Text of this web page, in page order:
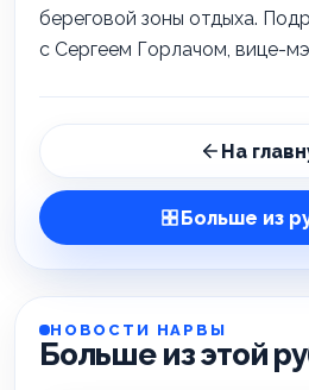
береговой зоны отдыха.
c Сергеем Горлачом, вице-
На
Больше из
НОВОСТИ НАРВЫ
Больше из этой